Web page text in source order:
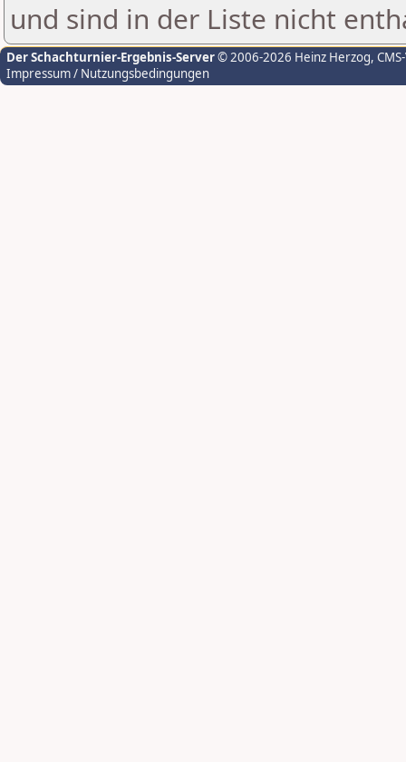
und sind in der Liste nicht
Der Schachturnier-Ergebnis-Server© 2006-2026 Heinz Herzog,
Impressum / Nutzungsbedingungen